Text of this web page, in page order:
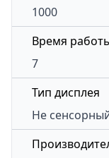
1000
Время
7
Тип дисплея
Не